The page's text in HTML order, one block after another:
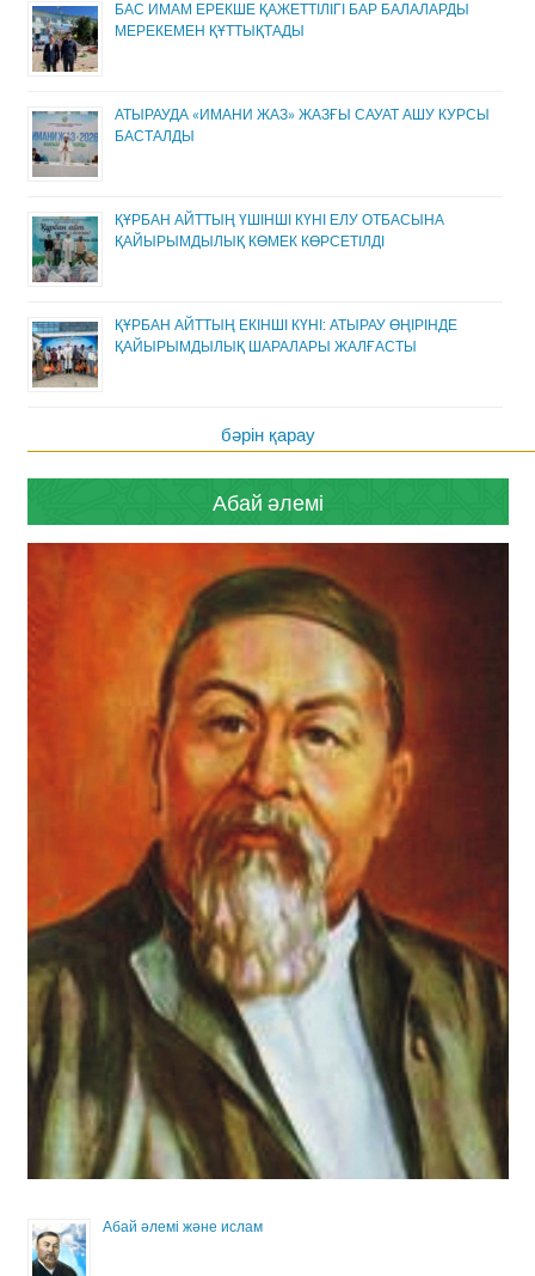
БАС ИМАМ ЕРЕКШЕ ҚАЖЕТТІЛІГІ БАР БАЛАЛАРДЫ
МЕРЕКЕМЕН ҚҰТТЫҚТАДЫ
АТЫРАУДА «ИМАНИ ЖАЗ» ЖАЗҒЫ САУАТ АШУ КУРСЫ
БАСТАЛДЫ
ҚҰРБАН АЙТТЫҢ ҮШІНШІ КҮНІ ЕЛУ ОТБАСЫНА
ҚАЙЫРЫМДЫЛЫҚ КӨМЕК КӨРСЕТІЛДІ
ҚҰРБАН АЙТТЫҢ ЕКІНШІ КҮНІ: АТЫРАУ ӨҢІРІНДЕ
ҚАЙЫРЫМДЫЛЫҚ ШАРАЛАРЫ ЖАЛҒАСТЫ
бәрін қарау
Абай әлемі
Абай әлемі және ислам